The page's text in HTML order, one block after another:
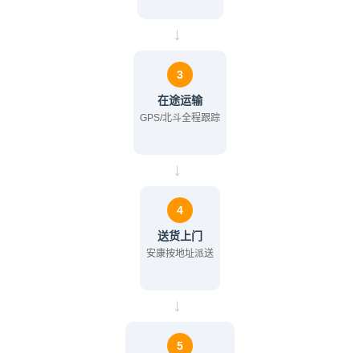
→
3
在途运输
GPS/北斗全程跟踪
→
4
送货上门
安康按地址派送
→
5